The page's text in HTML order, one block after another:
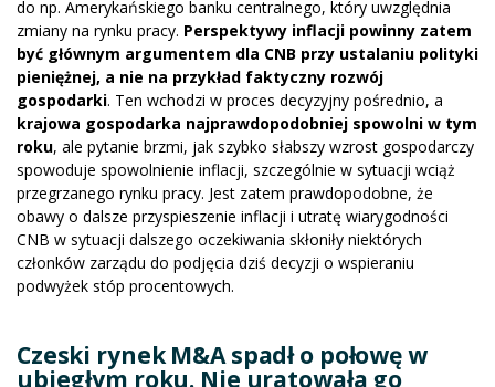
do np. Amerykańskiego banku centralnego, który uwzględnia
zmiany na rynku pracy. Perspektywy inflacji powinny zatem
być głównym argumentem dla CNB przy ustalaniu polityki
pieniężnej, a nie na przykład faktyczny rozwój
gospodarki. Ten wchodzi w proces decyzyjny pośrednio, a
krajowa gospodarka najprawdopodobniej spowolni w tym
roku, ale pytanie brzmi, jak szybko słabszy wzrost gospodarczy
spowoduje spowolnienie inflacji, szczególnie w sytuacji wciąż
przegrzanego rynku pracy. Jest zatem prawdopodobne, że
obawy o dalsze przyspieszenie inflacji i utratę wiarygodności
CNB w sytuacji dalszego oczekiwania skłoniły niektórych
członków zarządu do podjęcia dziś decyzji o wspieraniu
podwyżek stóp procentowych.
Czeski rynek M&A spadł o połowę w
ubiegłym roku. Nie uratowała go